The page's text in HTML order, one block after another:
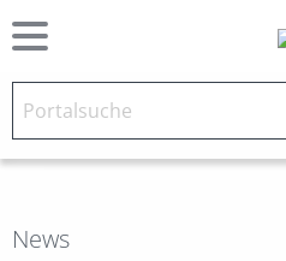
News